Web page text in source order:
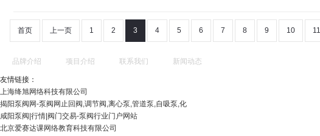
首页 上一页 1 2 3 4 5 6 7 8 9 10 11
品牌介绍 项目介绍 联系我们 新闻动态
友情链接：
上海绛旭网络科技有限公司
揭阳泵阀网-泵阀网止回阀,调节阀,离心泵,管道泵,自吸泵,化
咸阳泵阀|行情|阀门交易-泵阀行业门户网站
北京爱赛达课网络教育科技有限公司